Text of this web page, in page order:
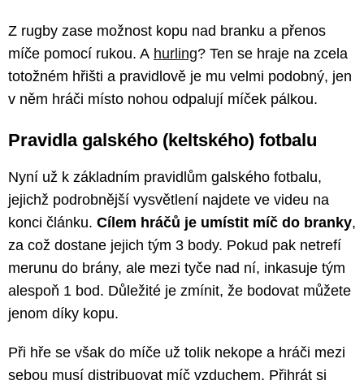
Z rugby zase možnost kopu nad branku a přenos
míče pomocí rukou. A hurling? Ten se hraje na zcela
totožném hřišti a pravidlově je mu velmi podobný, jen
v něm hráči místo nohou odpalují míček pálkou.
Pravidla galského (keltského) fotbalu
Nyní už k základním pravidlům galského fotbalu,
jejichž podrobnější vysvětlení najdete ve videu na
konci článku. Cílem hráčů je umístit míč do branky,
za což dostane jejich tým 3 body. Pokud pak netrefí
merunu do brány, ale mezi tyče nad ní, inkasuje tým
alespoň 1 bod. Důležité je zmínit, že bodovat můžete
jenom díky kopu.
Při hře se však do míče už tolik nekope a hráči mezi
sebou musí distribuovat míč vzduchem. Přihrát si